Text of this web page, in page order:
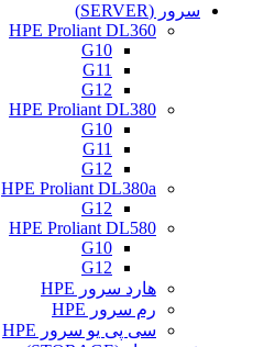
سرور (SERVER)
HPE Proliant DL360
G10
G11
G12
HPE Proliant DL380
G10
G11
G12
HPE Proliant DL380a
G12
HPE Proliant DL580
G10
G12
هارد سرور HPE
رم سرور HPE
سی پی یو سرور HPE